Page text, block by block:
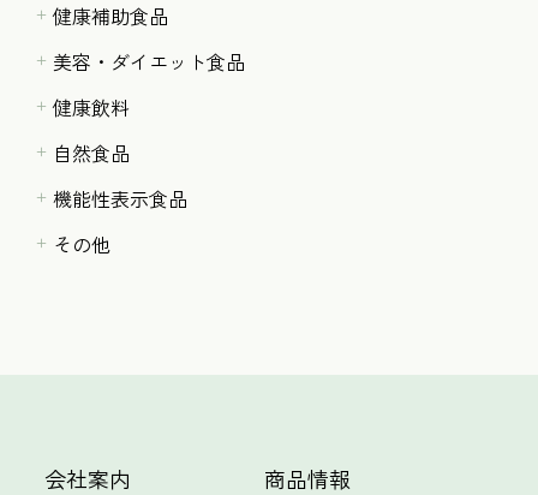
健康補助食品
美容・ダイエット食品
健康飲料
自然食品
機能性表示食品
その他
会社案内 商品情報